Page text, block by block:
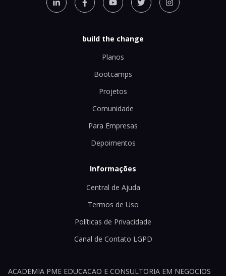
build the change
Planos
Bootcamps
Projetos
Comunidade
Para Empresas
Depoimentos
Informações
Central de Ajuda
Termos de Uso
Políticas de Privacidade
Canal de Contato LGPD
ACADEMIA PME EDUCACAO E CONSULTORIA EM NEGOCIOS